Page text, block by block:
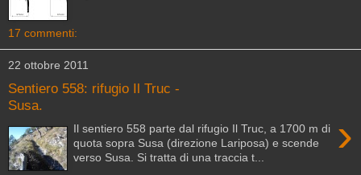
17 commenti:
22 ottobre 2011
Sentiero 558: rifugio Il Truc -
Susa.
›
Il sentiero 558 parte dal rifugio Il Truc, a 1700 m di
quota sopra Susa (direzione Lariposa) e scende
verso Susa. Si tratta di una traccia t...